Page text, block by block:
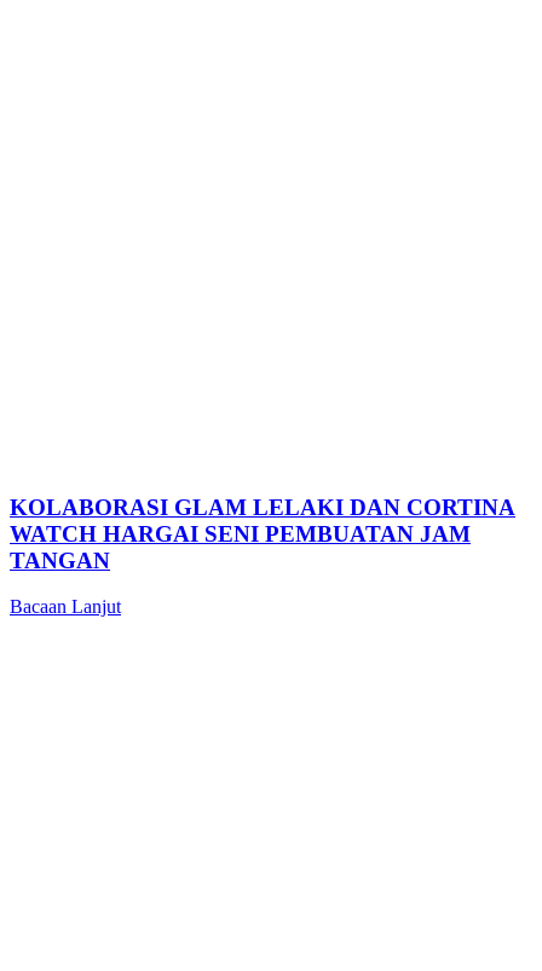
KOLABORASI GLAM LELAKI DAN CORTINA
WATCH HARGAI SENI PEMBUATAN JAM
TANGAN
Bacaan Lanjut